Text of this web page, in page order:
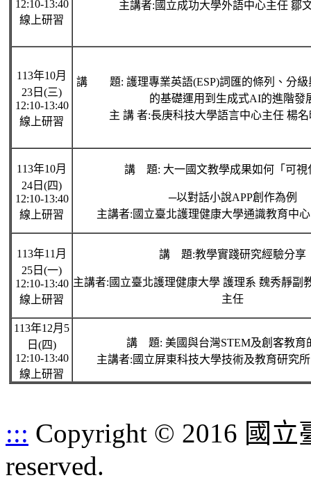
12:10-13:40
線上研習
主講者:國立成功大學外語中心主任 鄒
113年10月
23日(三)
12:10-13:40
線上研習
講 題: 護理專業英語(ESP)詞匯的條列、分級
的基礎運用到生成式AI的進階發
主 講 者:長庚科技大學語言中心主任 楊
113年10月
24日(四)
12:10-13:40
線上研習
講 題: 大一國文教學成果如何「可視
─以對話小說APP創作為例
主講者:國立臺北護理健康大學通識教育中
113年11月
25日(一)
12:10-13:40
線上研習
講 題:教學實踐研究經驗分享
主講者:國立臺北護理健康大學 護理系 魏秀靜副
主任
113年12月5
日(四)
12:10-13:40
線上研習
講 題: 美國與台灣STEM及創客教育
主講者:國立屏東科技大學技術及教育研究
::: Copyright © 2016 國
reserved.